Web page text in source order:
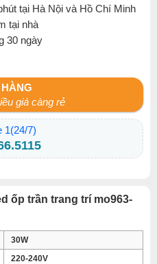
tại Hà Nội và Hồ Chí Minh
tại nhà
30 ngày
giá càng rẻ
1(24/7)
ốp trần trang trí mo963-
30W
220-240V